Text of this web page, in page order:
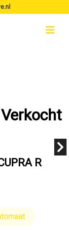
Verkocht
R